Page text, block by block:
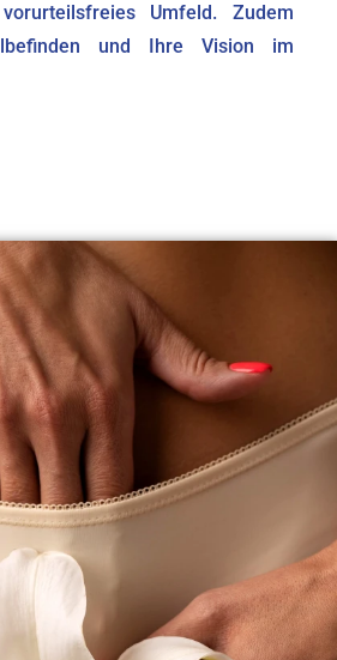
Umfeld. Zudem
und Ihre Vision im